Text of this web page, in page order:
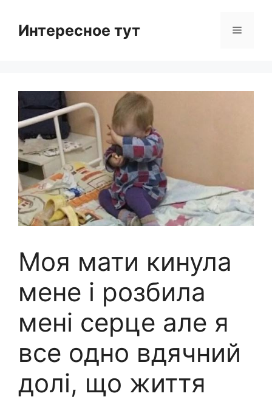
contentИнтересное тут Menu
Моя мати кинула
мене і розбила
мені серце але я
все одно вдячний
долі, що життя